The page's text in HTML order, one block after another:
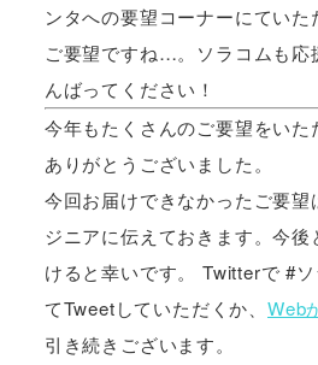
ンタへの要望コーナーにてい
ご要望ですね…。ソラコムも応
んばってください！
今年もたくさんのご要望をいた
ありがとうございました。
今回お届けできなかったご要望
ジニアに伝えておきます。今
けると幸いです。 Twitterで #
てTweetしていただくか、 Web
引き続きございます。